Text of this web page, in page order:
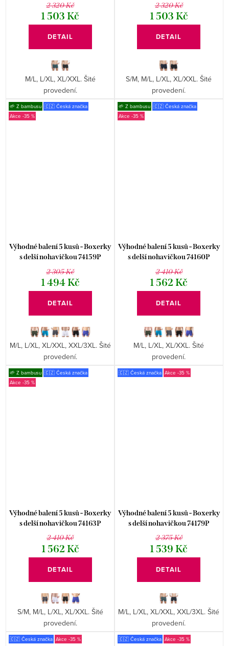
2 320 Kč
1 503 Kč
DETAIL
M/L, L/XL, XL/XXL. Šité
provedení.
2 320 Kč
1 503 Kč
DETAIL
S/M, M/L, L/XL, XL/XXL. Šité
provedení.
🌱 Z bambusu 🇨🇿 Česká značka
-35 %
Výhodné balení 5 kusů - Boxerky
s delší nohavičkou 74159P
2 305 Kč
1 494 Kč
DETAIL
M/L, L/XL, XL/XXL, XXL/3XL. Šité
provedení.
🌱 Z bambusu 🇨🇿 Česká značka
-35 %
Výhodné balení 5 kusů - Boxerky
s delší nohavičkou 74160P
2 410 Kč
1 562 Kč
DETAIL
M/L, L/XL, XL/XXL. Šité
provedení.
🌱 Z bambusu 🇨🇿 Česká značka
-35 %
Výhodné balení 5 kusů - Boxerky
s delší nohavičkou 74163P
2 410 Kč
1 562 Kč
DETAIL
S/M, M/L, L/XL, XL/XXL. Šité
provedení.
🇨🇿 Česká značka -35 %
Výhodné balení 5 kusů - Boxerky
s delší nohavičkou 74179P
2 375 Kč
1 539 Kč
DETAIL
M/L, L/XL, XL/XXL, XXL/3XL. Šité
provedení.
🇨🇿 Česká značka -35 % 🇨🇿 Česká značka -35 %